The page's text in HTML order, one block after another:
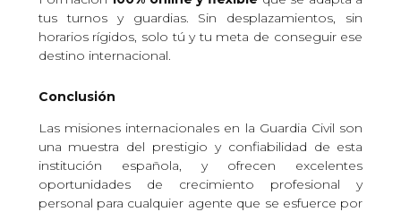
tus turnos y guardias. Sin desplazamientos, sin
horarios rígidos, solo tú y tu meta de conseguir ese
destino internacional.
Conclusión
Las misiones internacionales en la Guardia Civil son
una muestra del prestigio y confiabilidad de esta
institución española, y ofrecen excelentes
oportunidades de crecimiento profesional y
personal para cualquier agente que se esfuerce por